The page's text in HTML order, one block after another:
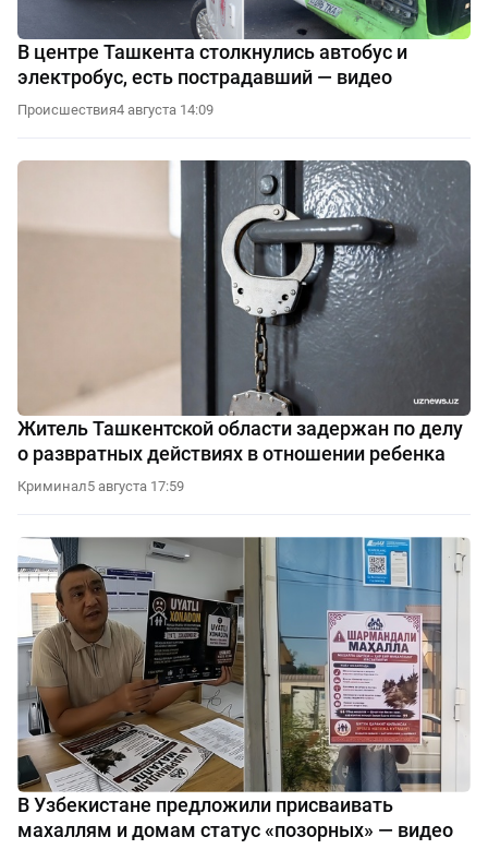
В центре Ташкента столкнулись автобус и
электробус, есть пострадавший — видео
Происшествия4 августа 14:09
Житель Ташкентской области задержан по делу
о развратных действиях в отношении ребенка
Криминал5 августа 17:59
В Узбекистане предложили присваивать
махаллям и домам статус «позорных» — видео